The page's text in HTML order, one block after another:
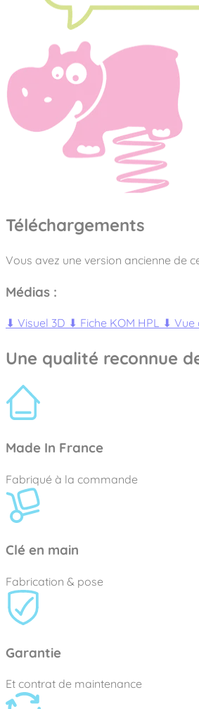
Téléchargements
Vous avez une version ancienne de
Médias :
⬇ Visuel 3D ⬇ Fiche KOM HPL ⬇ Vue
Une qualité reconnue
Made In France
Fabriqué à la commande
Clé en main
Fabrication & pose
Garantie
Et contrat de maintenance